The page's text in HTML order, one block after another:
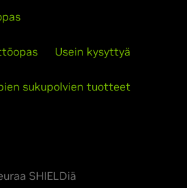
Usein kysyttyä
sukupolvien tuotteet
SHIELDiä